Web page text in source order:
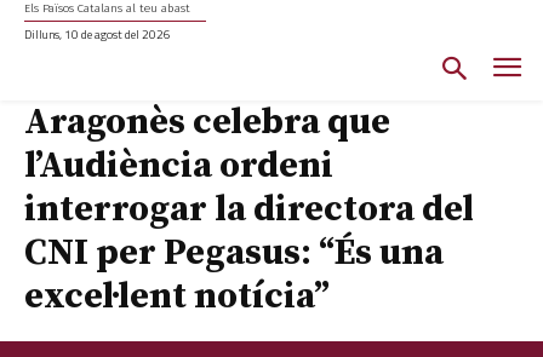
Els Països Catalans al teu abast
Dilluns, 10 de agost del 2026
Aragonès celebra que
l’Audiència ordeni
interrogar la directora del
CNI per Pegasus: “És una
excel·lent notícia”